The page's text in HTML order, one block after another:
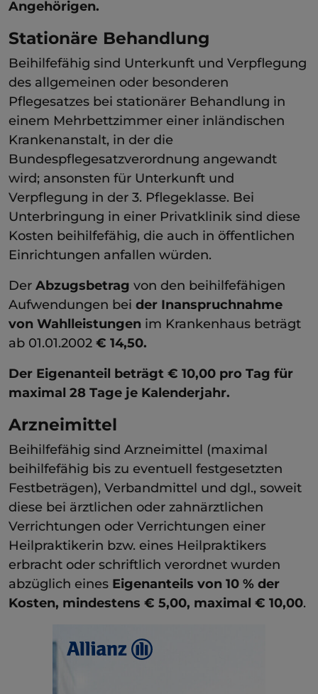
Angehörigen.
Stationäre Behandlung
Beihilfefähig sind Unterkunft und Verpflegung
des allgemeinen oder besonderen
Pflegesatzes bei stationärer Behandlung in
einem Mehrbettzimmer einer inländischen
Krankenanstalt, in der die
Bundespflegesatzverordnung angewandt
wird; ansonsten für Unterkunft und
Verpflegung in der 3. Pflegeklasse. Bei
Unterbringung in einer Privatklinik sind diese
Kosten beihilfefähig, die auch in öffentlichen
Einrichtungen anfallen würden.
Der Abzugsbetrag von den beihilfefähigen
Aufwendungen bei der Inanspruchnahme
von Wahlleistungen im Krankenhaus beträgt
ab 01.01.2002 € 14,50.
Der Eigenanteil beträgt € 10,00 pro Tag für
maximal 28 Tage je Kalenderjahr.
Arzneimittel
Beihilfefähig sind Arzneimittel (maximal
beihilfefähig bis zu eventuell festgesetzten
Festbeträgen), Verbandmittel und dgl., soweit
diese bei ärztlichen oder zahnärztlichen
Verrichtungen oder Verrichtungen einer
Heilpraktikerin bzw. eines Heilpraktikers
erbracht oder schriftlich verordnet wurden
abzüglich eines Eigenanteils von 10 % der
Kosten, mindestens € 5,00, maximal € 10,00.